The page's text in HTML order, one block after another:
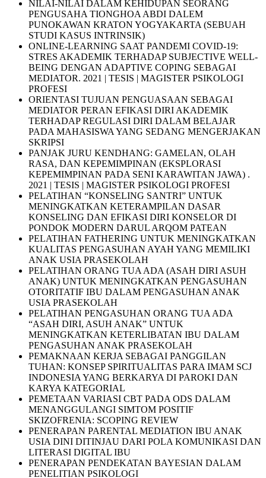
NILAI-NILAI DALAM KEHIDUPAN SEORANG
PENGUSAHA TIONGHOA ABDI DALEM
PUNOKAWAN KRATON YOGYAKARTA (SEBUAH
STUDI KASUS INTRINSIK)
ONLINE-LEARNING SAAT PANDEMI COVID-19:
STRES AKADEMIK TERHADAP SUBJECTIVE WELL-
BEING DENGAN ADAPTIVE COPING SEBAGAI
MEDIATOR. 2021 | TESIS | MAGISTER PSIKOLOGI
PROFESI
ORIENTASI TUJUAN PENGUASAAN SEBAGAI
MEDIATOR PERAN EFIKASI DIRI AKADEMIK
TERHADAP REGULASI DIRI DALAM BELAJAR
PADA MAHASISWA YANG SEDANG MENGERJAKAN
SKRIPSI
PANJAK JURU KENDHANG: GAMELAN, OLAH
RASA, DAN KEPEMIMPINAN (EKSPLORASI
KEPEMIMPINAN PADA SENI KARAWITAN JAWA) .
2021 | TESIS | MAGISTER PSIKOLOGI PROFESI
PELATIHAN “KONSELING SANTRI” UNTUK
MENINGKATKAN KETERAMPILAN DASAR
KONSELING DAN EFIKASI DIRI KONSELOR DI
PONDOK MODERN DARUL ARQOM PATEAN
PELATIHAN FATHERING UNTUK MENINGKATKAN
KUALITAS PENGASUHAN AYAH YANG MEMILIKI
ANAK USIA PRASEKOLAH
PELATIHAN ORANG TUA ADA (ASAH DIRI ASUH
ANAK) UNTUK MENINGKATKAN PENGASUHAN
OTORITATIF IBU DALAM PENGASUHAN ANAK
USIA PRASEKOLAH
PELATIHAN PENGASUHAN ORANG TUA ADA
“ASAH DIRI, ASUH ANAK” UNTUK
MENINGKATKAN KETERLIBATAN IBU DALAM
PENGASUHAN ANAK PRASEKOLAH
PEMAKNAAN KERJA SEBAGAI PANGGILAN
TUHAN: KONSEP SPIRITUALITAS PARA IMAM SCJ
INDONESIA YANG BERKARYA DI PAROKI DAN
KARYA KATEGORIAL
PEMETAAN VARIASI CBT PADA ODS DALAM
MENANGGULANGI SIMTOM POSITIF
SKIZOFRENIA: SCOPING REVIEW
PENERAPAN PARENTAL MEDIATION IBU ANAK
USIA DINI DITINJAU DARI POLA KOMUNIKASI DAN
LITERASI DIGITAL IBU
PENERAPAN PENDEKATAN BAYESIAN DALAM
PENELITIAN PSIKOLOGI